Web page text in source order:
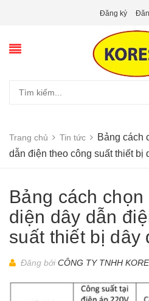
Đăng ký
Trang chủ Tin tức
Bảng cách
dẫn điện theo công suất thiết bị
Bảng cách
diện dây dẫn
suất thiết bị dây
Đăng bởiCÔNG TY TNHH